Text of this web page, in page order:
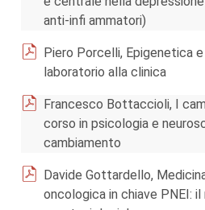
anti-infi ammatori)
Piero Porcelli, Epigenetica
laboratorio alla clinica
Francesco Bottaccioli, I
corso in psicologia e
cambiamento
Davide Gottardello,
oncologica in chiave PNEI: